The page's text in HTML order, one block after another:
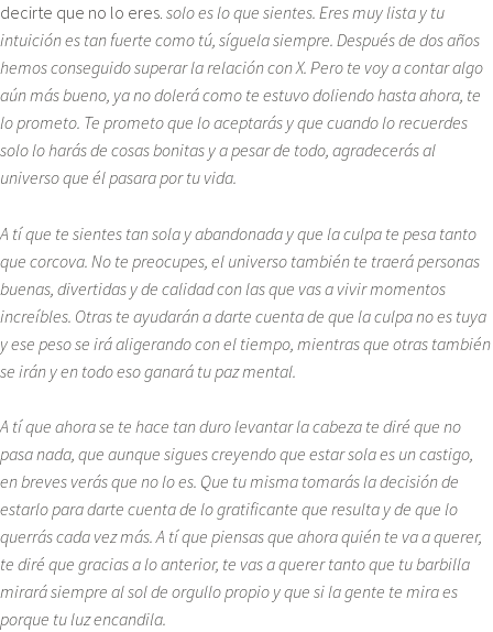
decirte que no lo eres. solo es lo que sientes. Eres muy lista y tu
intuición es tan fuerte como tú, síguela siempre. Después de dos años
hemos conseguido superar la relación con X. Pero te voy a contar algo
aún más bueno, ya no dolerá como te estuvo doliendo hasta ahora, te
lo prometo. Te prometo que lo aceptarás y que cuando lo recuerdes
solo lo harás de cosas bonitas y a pesar de todo, agradecerás al
universo que él pasara por tu vida.
A tí que te sientes tan sola y abandonada y que la culpa te pesa tanto
que corcova. No te preocupes, el universo también te traerá personas
buenas, divertidas y de calidad con las que vas a vivir momentos
increíbles. Otras te ayudarán a darte cuenta de que la culpa no es tuya
y ese peso se irá aligerando con el tiempo, mientras que otras también
se irán y en todo eso ganará tu paz mental.
A tí que ahora se te hace tan duro levantar la cabeza te diré que no
pasa nada, que aunque sigues creyendo que estar sola es un castigo,
en breves verás que no lo es. Que tu misma tomarás la decisión de
estarlo para darte cuenta de lo gratificante que resulta y de que lo
querrás cada vez más. A tí que piensas que ahora quién te va a querer,
te diré que gracias a lo anterior, te vas a querer tanto que tu barbilla
mirará siempre al sol de orgullo propio y que si la gente te mira es
porque tu luz encandila.